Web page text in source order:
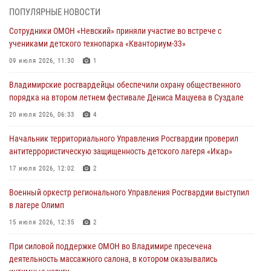
интимные услуги
28 июля 2026, 11:51
Во Владимирcкой области открыли профильную Росгвардейскую
27 июля 2026, 16:43 2
Владимирские росгвардейцы обеспечили охрану общественного
20 июля 2026, 06:33 4
Военнослужащий военного оркестра регионального Управления
105-летию Центрального округа
19 июля 2026, 11:17
антитеррористическую защищенность детского лагеря «Икар»
17 июля 2026, 12:02 2
ПОПУЛЯРНЫЕ НОВОСТИ
Сотрудники ОМОН «Невский» приняли участие во встрече с
учениками детского технопарка «Кванториум-33»
09 июля 2026, 11:30 1
Владимирские росгвардейцы обеспечили охрану общественного
порядка на втором летнем фестивале Дениса Мацуева в Суздале
20 июля 2026, 06:33 4
Начальник территориального Управления Росгвардии проверил
антитеррористическую защищенность детского лагеря «Икар»
17 июля 2026, 12:02 2
Военный оркестр регионального Управления Росгвардии выступил
в лагере Олимп
15 июля 2026, 12:35 2
При силовой поддержке ОМОН во Владимире пресечена
деятельность массажного салона, в котором оказывались